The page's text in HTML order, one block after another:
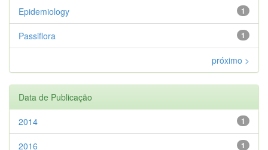
1
Epidemiology
1
Passiflora
próximo >
Data de Publicação
1
2014
1
2016